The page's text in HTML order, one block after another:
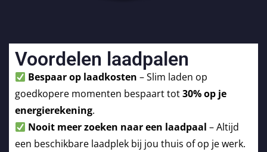
Voordelen laadpalen
Bespaar op laadkosten – Slim laden op
goedkopere momenten bespaart tot30% op je
energierekening.
Nooit meer zoeken naar een laadpaal – Altijd
een beschikbare laadplek bij jou thuis of op je werk.